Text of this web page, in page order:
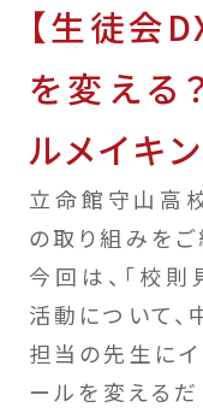
【生徒会
を変える
ルメイキ
立命館守山高
の取り組みをご
今回は、「校則
活動について、
担当の先生にイ
ールを変える